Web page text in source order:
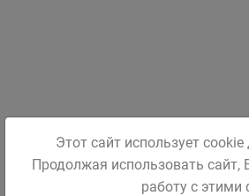
Этот сайт использует
Продолжая использовать сайт,
работу с